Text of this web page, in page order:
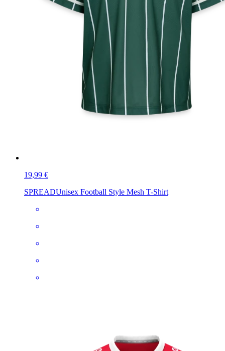
19,99 €
SPREADUnisex Football Style Mesh T-Shirt